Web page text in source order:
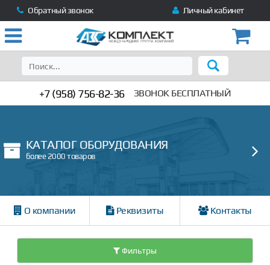
Обратный звонок Личный кабинет
+7 (958) 756-82-36 ЗВОНОК БЕСПЛАТНЫЙ
КАТАЛОГ ОБОРУДОВАНИЯ
более 2000 товаров
О компании Реквизиты Контакты
Фильтры